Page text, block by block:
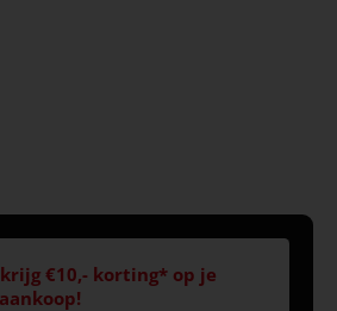
€10,- korting* op je